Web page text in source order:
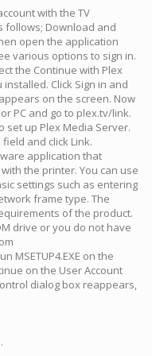
with the TV
follows; Download and
open the application
various options to sign in.
the Continue with Plex
Click Sign in and
on the screen. Now
PC and go to plex.tv/link.
set up Plex Media Server.
and click Link.
application that
the printer. You can use
settings such as entering
frame type. The
of the product.
drive or you do not have
MSETUP4.EXE on the
on the User Account
dialog box reappears,